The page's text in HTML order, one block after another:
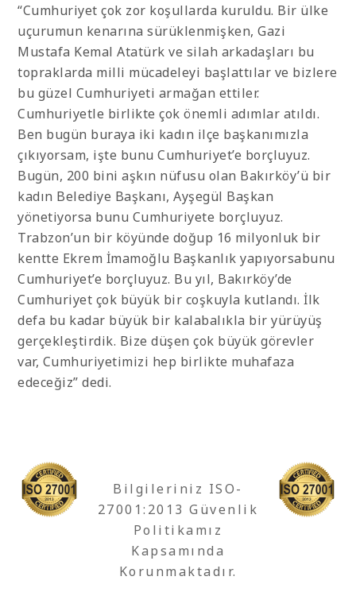
“Cumhuriyet çok zor koşullarda kuruldu. Bir ülke
uçurumun kenarına sürüklenmişken, Gazi
Mustafa Kemal Atatürk ve silah arkadaşları bu
topraklarda milli mücadeleyi başlattılar ve bizlere
bu güzel Cumhuriyeti armağan ettiler.
Cumhuriyetle birlikte çok önemli adımlar atıldı.
Ben bugün buraya iki kadın ilçe başkanımızla
çıkıyorsam, işte bunu Cumhuriyet’e borçluyuz.
Bugün, 200 bini aşkın nüfusu olan Bakırköy’ü bir
kadın Belediye Başkanı, Ayşegül Başkan
yönetiyorsa bunu Cumhuriyete borçluyuz.
Trabzon’un bir köyünde doğup 16 milyonluk bir
kentte Ekrem İmamoğlu Başkanlık yapıyorsabunu
Cumhuriyet’e borçluyuz. Bu yıl, Bakırköy’de
Cumhuriyet çok büyük bir coşkuyla kutlandı. İlk
defa bu kadar büyük bir kalabalıkla bir yürüyüş
gerçekleştirdik. Bize düşen çok büyük görevler
var, Cumhuriyetimizi hep birlikte muhafaza
edeceğiz” dedi.
Bilgileriniz ISO-
27001:2013 Güvenlik
Politikamız
Kapsamında
Korunmaktadır.